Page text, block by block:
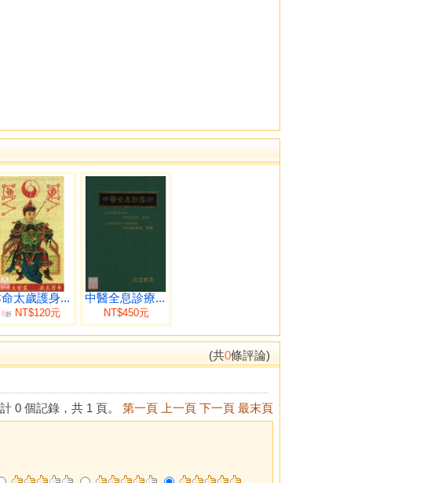
太歲護身...
6折 NT$120元
中醫全息診療...
NT$450元
(共0條評論)
0 個記錄，共 1 頁。 第一頁 上一頁 下一頁 最末頁